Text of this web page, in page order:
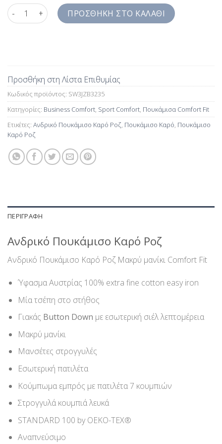
Ανδρικό Πουκάμισο Καρό Ροζ Comfort Fit SW3JZB3235
ΠΡΟΣΘΉΚΗ ΣΤΟ ΚΑΛΆΘΙ
Προσθήκη στη Λίστα Επιθυμίας
Κωδικός προϊόντος: SW3JZB3235
Κατηγορίες: Business Comfort, Sport Comfort, Πουκάμισα Comfort Fit
Ετικέτες: Ανδρικό Πουκάμισο Καρό Ροζ, Πουκάμισο Καρό, Πουκάμισο
Καρό Ροζ
ΠΕΡΙΓΡΑΦΉ
Ανδρικό Πουκάμισο Καρό Ροζ
Ανδρικό Πουκάμισο Καρό Ροζ Μακρύ μανίκι Comfort Fit
Ύφασμα Αυστρίας 100% extra fine cotton easy iron
Μία τσέπη στο στήθος
Γιακάς Button Down με εσωτερική σιέλ λεπτομέρεια
Μακρύ μανίκι
Μανσέτες στρογγυλές
Εσωτερική πατιλέτα
Κούμπωμα εμπρός με πατιλέτα 7 κουμπιών
Στρογγυλά κουμπιά λευκά
STANDARD 100 by OEKO-TEX®
Αναπνεύσιμο